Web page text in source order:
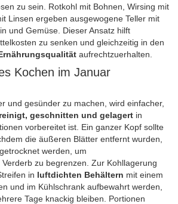
zu sein. Rotkohl mit Bohnen, Wirsing mit
Linsen ergeben ausgewogene Teller mit
und Gemüse. Dieser Ansatz hilft
zu senken und gleichzeitig in den
aufrechtzuerhalten.
Kochen im Januar
und gesünder zu machen, wird einfacher,
geschnitten und gelagert in
vorbereitet ist. Ein ganzer Kopf sollte
die äußeren Blätter entfernt wurden,
werden, um
zu begrenzen. Zur Kohllagerung
in luftdichten Behältern mit einem
und im Kühlschrank aufbewahrt werden,
Tage knackig bleiben. Portionen